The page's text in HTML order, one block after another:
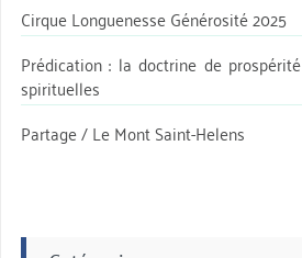
Cirque Longuenesse Générosité 2025
Prédication : la doctrine de
spirituelles
Partage / Le Mont Saint-Helens